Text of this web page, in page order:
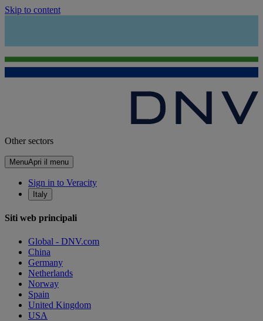
Skip to content
Other sectors
MenuApri il menu
Sign in to Veracity
Italy
Siti web principali
Global - DNV.com
China
Germany
Netherlands
Norway
Spain
United Kingdom
USA